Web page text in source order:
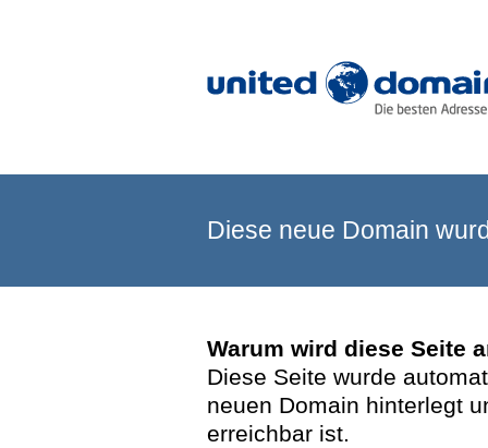
Diese neue Domain
Warum wird diese Seite
Diese Seite wurde
neuen Domain hinterlegt
erreichbar ist.